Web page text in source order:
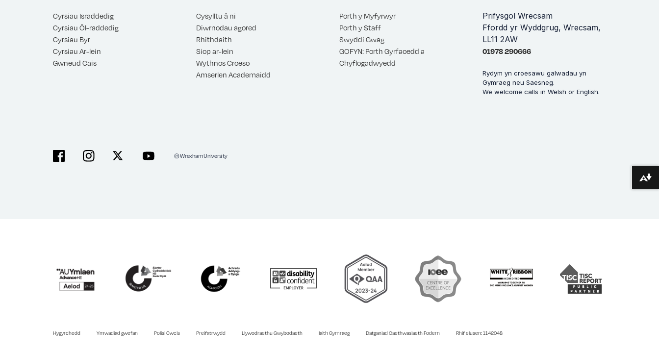
Cyrsiau Israddedig
Cyrsiau Ôl-raddedig
Cyrsiau Byr
Cyrsiau Ar-lein
Gwneud Cais
Cysylltu â ni
Diwrnodau agored
Rhithdaith
Siop ar-lein
Wythnos Croeso
Amserlen Academaidd
Porth y Myfyrwyr
Porth y Staff
Swyddi Gwag
GOFYN: Porth Gyrfaoedd a
Chyflogadwyedd
Prifysgol Wrecsam
Ffordd yr Wyddgrug, Wrecsam,
LL11 2AW
01978 290666
Rydym yn croesawu galwadau yn
Gymraeg neu Saesneg.
We welcome calls in Welsh or English.
© Wrexham University
Hygyrchedd Ymwadiad gwefan Polisi Cwcis Preifatrwydd Llywodraethu Gwybodaeth Iaith Gymraeg Datganiad Caethwasiaeth Fodern Rhif elusen: 1142048
Lawrlwytho fformatau amgen ...